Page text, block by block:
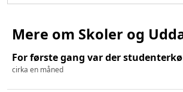
Mere om Skoler og
For første gang var der
cirka en måned